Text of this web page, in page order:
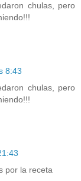
chulas, pero
8:43
chulas, pero
por la receta